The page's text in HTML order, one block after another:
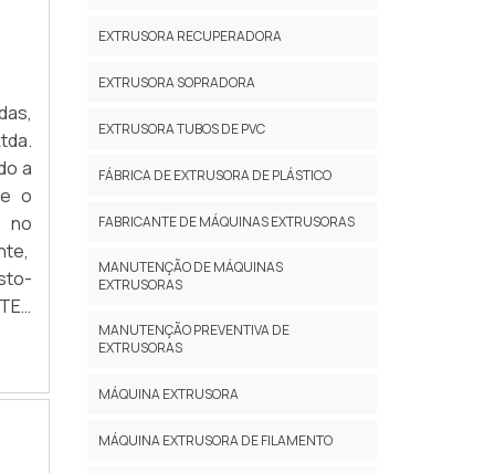
A
A
e
–
–
a
o
no
e
de
e
EXTRUSORA RECUPERADORA
EXTRUSORA SOPRADORA
EXTRUSORA TUBOS DE PVC
FÁBRICA DE EXTRUSORA DE PLÁSTICO
FABRICANTE DE MÁQUINAS EXTRUSORAS
MANUTENÇÃO DE MÁQUINAS
EXTRUSORAS
MANUTENÇÃO PREVENTIVA DE
EXTRUSORAS
MÁQUINA EXTRUSORA
MÁQUINA EXTRUSORA DE FILAMENTO